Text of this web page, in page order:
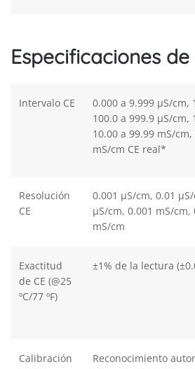
Especificaciones de
Intervalo CE
0.000 a 9.999 µS/cm,
100.0 a 999.9 µS/cm,
10.00 a 99.99 mS/
mS/cm CE real*
Resolución
CE
0.001 µS/cm, 0.01
µS/cm, 0.001 mS/cm,
mS/cm
Exactitud
de CE (@25
ºC/77 ºF)
±1% de la lectura
Calibración
Reconocimiento